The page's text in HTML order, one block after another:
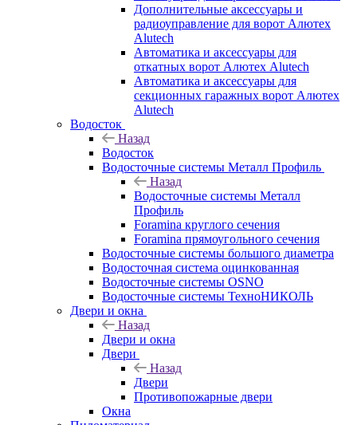
Дополнительные аксессуары и
радиоуправление для ворот Алютех
Alutech
Автоматика и аксессуары для
откатных ворот Алютех Alutech
Автоматика и аксессуары для
секционных гаражных ворот Алютех
Alutech
Водосток
Назад
Водосток
Водосточные системы Металл Профиль
Назад
Водосточные системы Металл
Профиль
Foramina круглого сечения
Foramina прямоугольного сечения
Водосточные системы большого диаметра
Водосточная система оцинкованная
Водосточные системы OSNO
Водосточные системы ТехноНИКОЛЬ
Двери и окна
Назад
Двери и окна
Двери
Назад
Двери
Противопожарные двери
Окна